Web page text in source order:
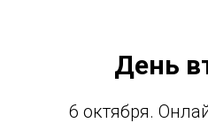
День
6 октября.